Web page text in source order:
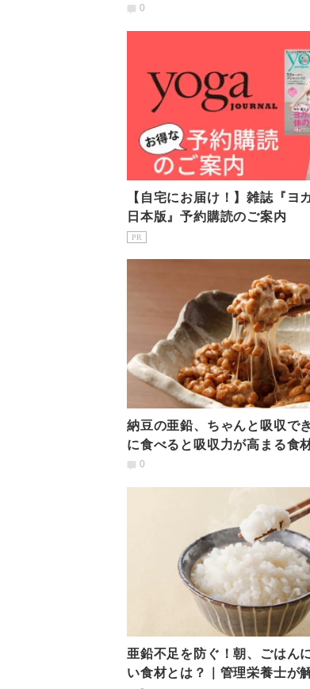
選｜管理栄養士が解説
0
【自宅にお届け！】雑誌『ヨ
日本版』予約購読のご案内
PR
納豆の亜鉛、ちゃんと吸収で
に食べると吸収力が高まる食
栄養士が解説
0
亜鉛不足を防ぐ！朝、ごはん
い食材とは？｜管理栄養士が